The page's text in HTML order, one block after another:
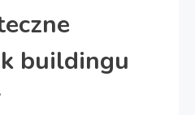
buildingu